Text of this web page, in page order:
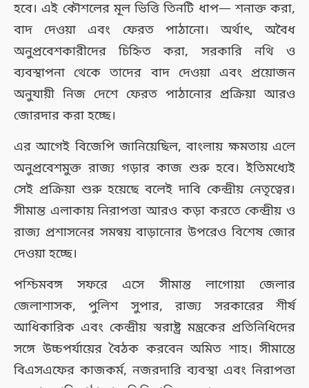
হবে। এই কৌশলের মূল ভিত্তি তিনটি ধাপ— শনাক্ত করা,
বাদ দেওয়া এবং ফেরত পাঠানো। অর্থাৎ, অবৈধ
অনুপ্রবেশকারীদের চিহ্নিত করা, সরকারি নথি ও
ব্যবস্থাপনা থেকে তাদের বাদ দেওয়া এবং প্রয়োজন
অনুযায়ী নিজ দেশে ফেরত পাঠানোর প্রক্রিয়া আরও
জোরদার করা হচ্ছে।
এর আগেই বিজেপি জানিয়েছিল, বাংলায় ক্ষমতায় এলে
অনুপ্রবেশমুক্ত রাজ্য গড়ার কাজ শুরু হবে। ইতিমধ্যেই
সেই প্রক্রিয়া শুরু হয়েছে বলেই দাবি কেন্দ্রীয় নেতৃত্বের।
সীমান্ত এলাকায় নিরাপত্তা আরও কড়া করতে কেন্দ্রীয় ও
রাজ্য প্রশাসনের সমন্বয় বাড়ানোর উপরেও বিশেষ জোর
দেওয়া হচ্ছে।
পশ্চিমবঙ্গ সফরে এসে সীমান্ত লাগোয়া জেলার
জেলাশাসক, পুলিশ সুপার, রাজ্য সরকারের শীর্ষ
আধিকারিক এবং কেন্দ্রীয় স্বরাষ্ট্র মন্ত্রকের প্রতিনিধিদের
সঙ্গে উচ্চপর্যায়ের বৈঠক করবেন অমিত শাহ। সীমান্তে
বিএসএফের কাজকর্ম, নজরদারি ব্যবস্থা এবং নিরাপত্তা